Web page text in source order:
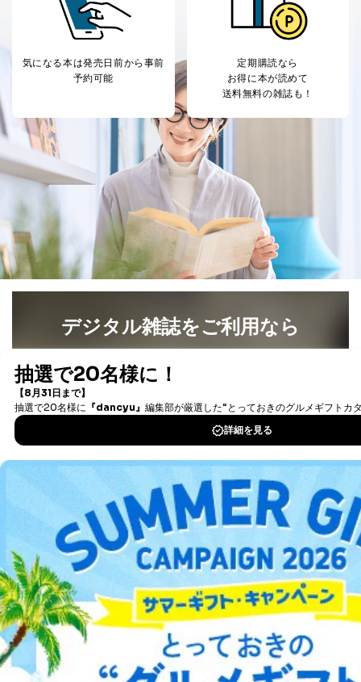
当社は、取得した個人情報を適切に管理し､あらかじめ
本人の同意を得ることなく第三者に提供することはあり
ません。ただし、次の場合は除きます。
法令に基づく場合
人の生命､身体または財産の保護のために必要がある
場合であって、本人の同意を得ることが困難であると
公衆衛生の向上または児童の健全な育成の推進のため
に特に必要がある場合であって、本人の同意を得るこ
とが困難である場合。
国の機関もしくは地方公共団体またはその委託を受け
た者が法令の定める事務を遂行することに対して協力
する必要がある場合であって、本人の同意を得ること
により当該事務の遂行に支障を及ぼすおそれがあると
上記２．の利用目的を実施するために守秘義務を結ん
だ企業に、業務の一部として個人情報の取扱いを委
託・提供する場合、その業務に必要な範囲で委託・提
供先企業に個人情報を開示することがあります。
が、これらに限りません。
委託先：カスタマーサポート支援会社 、クレジッ
トカード決済などの決済代行・料金回収会社、広
告配信サービス会社
提供先：出版社、出版物発売元、卸売会社、販売
店など商品の供給者、梱包会社、配送会社、新聞
販売店などの梱包・配送・配達会社
４．開示対象個人情報の「開示」「訂正」等の請求につ
いて
当社は、本人から、開示対象個人情報について利用目的
の通知を求められた場合には、遅滞なくこれに応じま
す。ただし、以下①～④のいずれかに該当する場合は、
利用目的の通知を行なうことはできません。そのとき
は、本人に遅滞無くその旨を通知するとともに、理由を
説明させていただきます。
①利用目的を本人に通知し、又は公表することによって
本人又は第三者の生命、身体、財産その他の権利利益を
害するおそれがある場合
②利用目的を本人に通知し、又は公表することによって
当該事業者の権利又は正当な利益を害するおそれがある
場合
気になる本は発売日前から事前
予約可能
定期購読なら
お得に本が読めて
送料無料の雑誌も！
デジタル雑誌をご利用なら
書籍）が無料で読み放題！
DOWNLOAD FOR IOS
DOWNLOAD FOR ANDROID
ご利用方法はこちら
総合案内
アフィリエイト 採用情報
プレスリリース お問い合わせ